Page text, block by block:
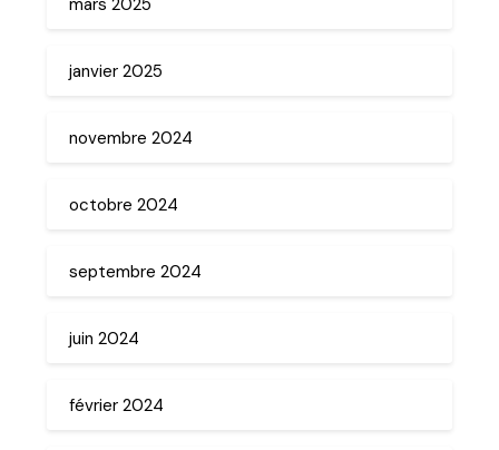
janvier 2025
novembre 2024
octobre 2024
septembre 2024
juin 2024
février 2024